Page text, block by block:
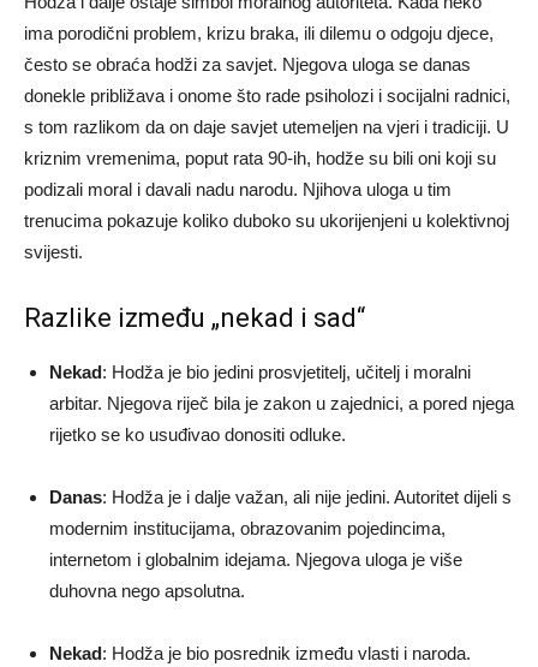
ima porodični problem, krizu braka, ili dilemu o odgoju djece,
često se obraća hodži za savjet. Njegova uloga se danas
donekle približava i onome što rade psiholozi i socijalni radnici,
s tom razlikom da on daje savjet utemeljen na vjeri i tradiciji. U
kriznim vremenima, poput rata 90-ih, hodže su bili oni koji su
podizali moral i davali nadu narodu. Njihova uloga u tim
trenucima pokazuje koliko duboko su ukorijenjeni u kolektivnoj
svijesti.
Razlike između „nekad i sad“
Nekad: Hodža je bio jedini prosvjetitelj, učitelj i moralni
arbitar. Njegova riječ bila je zakon u zajednici, a pored njega
rijetko se ko usuđivao donositi odluke.
Danas: Hodža je i dalje važan, ali nije jedini. Autoritet dijeli s
modernim institucijama, obrazovanim pojedincima,
internetom i globalnim idejama. Njegova uloga je više
duhovna nego apsolutna.
Nekad: Hodža je bio posrednik između vlasti i naroda.